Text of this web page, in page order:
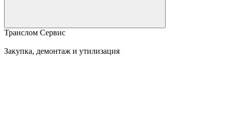
Транслом Сервис
Закупка, демонтаж и утилизация